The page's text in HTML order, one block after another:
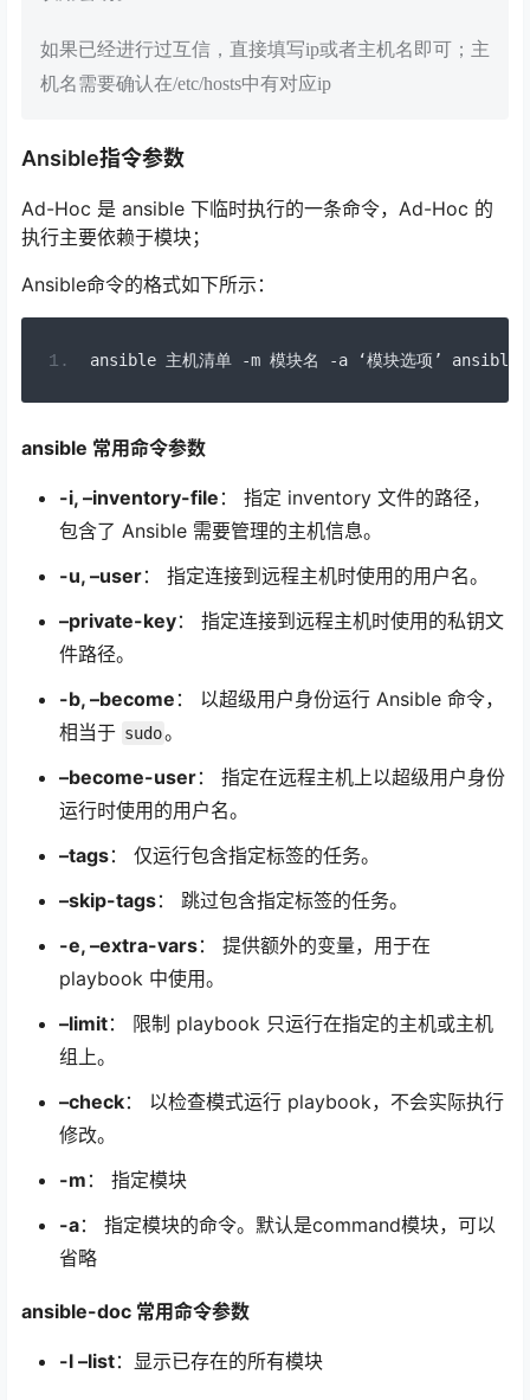
如果已经进行过互信，直接填写ip或者主机名即可；主
机名需要确认在/etc/hosts中有对应ip
Ansible指令参数
Ad-Hoc 是 ansible 下临时执行的一条命令，Ad-Hoc 的
执行主要依赖于模块；
Ansible命令的格式如下所示：
ansible 主机清单 -m 模块名 -a ‘模块选项’ ansible
ansible 常用命令参数
-i, –inventory-file ： 指定 inventory 文件的路径，
包含了 Ansible 需要管理的主机信息。
-u, –user： 指定连接到远程主机时使用的用户名。
–private-key： 指定连接到远程主机时使用的私钥文
件路径。
-b, –become ： 以超级用户身份运行 Ansible 命令，
相当于 sudo。
–become-user： 指定在远程主机上以超级用户身份
运行时使用的用户名。
–tags： 仅运行包含指定标签的任务。
–skip-tags： 跳过包含指定标签的任务。
-e, –extra-vars： 提供额外的变量，用于在
playbook 中使用。
–limit： 限制 playbook 只运行在指定的主机或主机
组上。
–check： 以检查模式运行 playbook，不会实际执行
修改。
-m ： 指定模块
-a： 指定模块的命令。默认是command模块，可以
省略
ansible-doc 常用命令参数
-l –list：显示已存在的所有模块